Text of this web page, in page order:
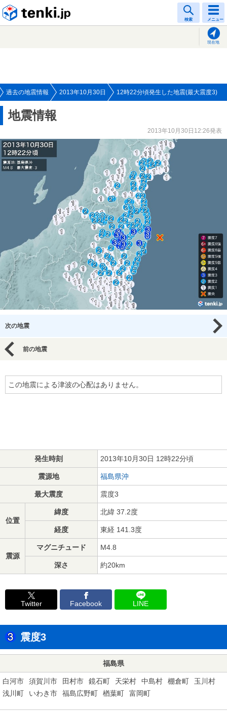
検索 メニュー
現在地
過去の地震情報 2013年10月30日 12時22分頃発生した地震(最大震度3)
地震情報
2013年10月30日12:26発表
次の地震
前の地震
この地震による津波の心配はありません。
発生時刻 2013年10月30日 12時22分頃
震源地 福島県沖
最大震度 震度3
位置
緯度 北緯 37.2度
経度 東経 141.3度
震源
マグニチュード M4.8
深さ 約20km
Twitter Facebook LINE
震度3
福島県
白河市 須賀川市 田村市 鏡石町 天栄村 中島村 棚倉町
玉川村
浅川町
いわき市 福島広野町 楢葉町 富岡町